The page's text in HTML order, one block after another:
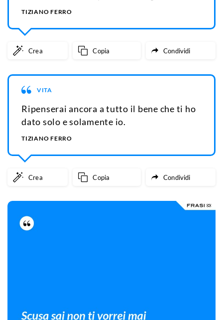
TIZIANO FERRO
Crea Copia Condividi
VITA
Ripenserai ancora a tutto il bene che ti ho
dato solo e solamente io.
TIZIANO FERRO
Crea Copia Condividi